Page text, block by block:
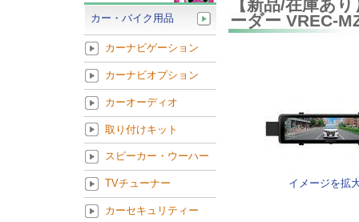
【新品/在庫あ
ーダー VREC-
イメージを拡
カー・バイク用品
カーナビゲーション
カーナビオプション
カーオーディオ
取り付けキット
スピーカー・ウーハー
TVチューナー
カーセキュリティー